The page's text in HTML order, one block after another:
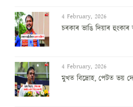
4 February, 2026
চৰকাৰ ভাঙি দিয়াৰ
4 February, 2026
মুখত বিদ্ৰোহ, পেটত ভয়